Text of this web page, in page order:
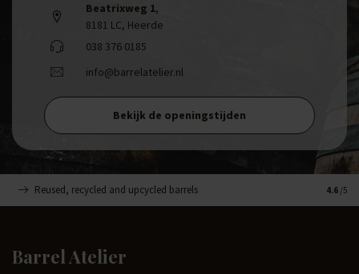
Beatrixweg 1,
8181 LC, Heerde
038 376 0185
info@barrelatelier.nl
Bekijk de openingstijden
Reused, recycled and upcycled barrels 4.6 /5
Barrel Atelier